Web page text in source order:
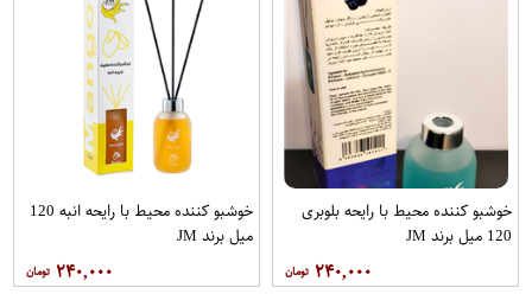
خوشبو کننده محیط با رایحه بلوبری
120 میل برند JM
۲۴۰,۰۰۰
خوشبو کننده محیط با رایحه انبه 120
میل برند JM
۲۴۰,۰۰۰